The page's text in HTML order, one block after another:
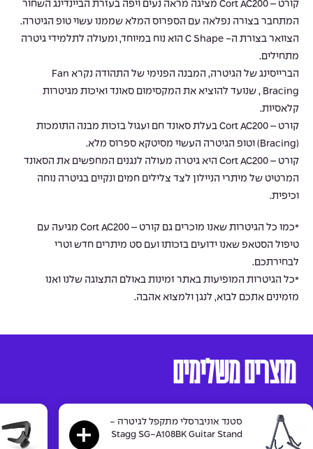
קורט – Cort AC200 מציגה מראה נעים ויפה בעזרת הביינדינג השחור
המתחבר בצורה נפלאה עם הספרוס המלא שממנו עשוי טופ הגיטרה.
הצוואר בצורת ה- C Shape הוא נוח במיוחד, ומעולה לתלמידי גיטרה
מתחילים.
הברייסינג של הגיטרה, המבנה הפנימי של התהודה נקרא Fan
Bracing , שנועד להוציא את המקסימום סאונד ואיכות מגיטרות
קלאסיות.
קורט – Cort AC200 בעלת סאונד חם ועגול בזכות מבנה התומכות
(Bracing) וטופ הגיטרה העשוי מסיטקא ספרוס מלא.
קורט – Cort AC200 היא גיטרה מעולה לנגנים המחפשים את הסאונד
המרטיט של מיתרי הניילון לצד צלילים חמים ונקיים בגיטרה נוחה
וכיפית.
*כמו כל הגיטרות שאנו מוכרים גם קורט – Cort AC200 מגיעה עם
טיפול הסטאפ שאנו ידועים בזכותו ועם סט מיתרים חדש וטרי
לבחירתכם.
*כל הגיטרות המופיעות באתר זמינות באולם התצוגה שלנו ואנו
מזמינים אתכם לבוא, לנגן ולמצוא אהבה.
מוצרים משלימים
סטנד אוניברסלי מתקפל לגיטרה -
Stagg SG-A108BK Guitar Stand